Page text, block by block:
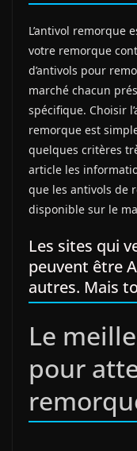
L’antivol remorque
votre remorque
d’antivols pour
marché chacun
spécifique. Choisir
remorque est
quelques critères
article les
que les antivols de
disponible sur le
Les sites qui
peuvent être
autres. Mais
Le
pour